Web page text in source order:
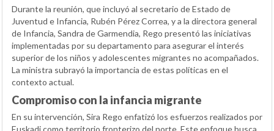
Durante la reunión, que incluyó al secretario de Estado de
Juventud e Infancia, Rubén Pérez Correa, y a la directora general
de Infancia, Sandra de Garmendia, Rego presentó las iniciativas
implementadas por su departamento para asegurar el interés
superior de los niños y adolescentes migrantes no acompañados.
La ministra subrayó la importancia de estas políticas en el
contexto actual.
Compromiso con la infancia migrante
En su intervención, Sira Rego enfatizó los esfuerzos realizados por
Euskadi como territorio fronterizo del norte. Este enfoque busca